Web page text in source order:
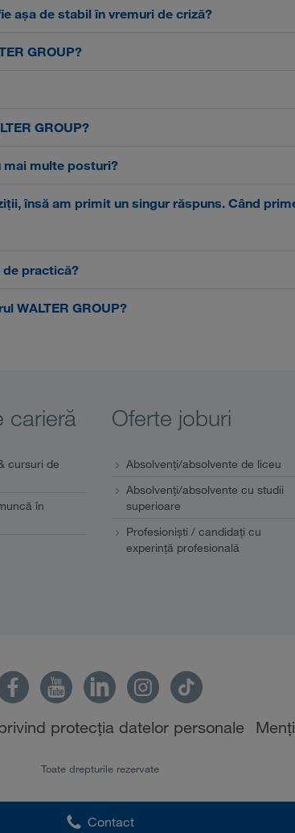
așa de stabil în vremuri de criză?
GROUP?
GROUP?
mai multe posturi?
însă am primit un singur răspuns. Când
practică?
WALTER GROUP?
carieră
cursuri de
în
Oferte joburi
Absolvenți/absolvente de liceu
Absolvenți/absolvente cu studii
superioare
Profesionişti / candidaţi cu
experinţă profesională
protecția datelor personale
Toate drepturile rezervate
Contact